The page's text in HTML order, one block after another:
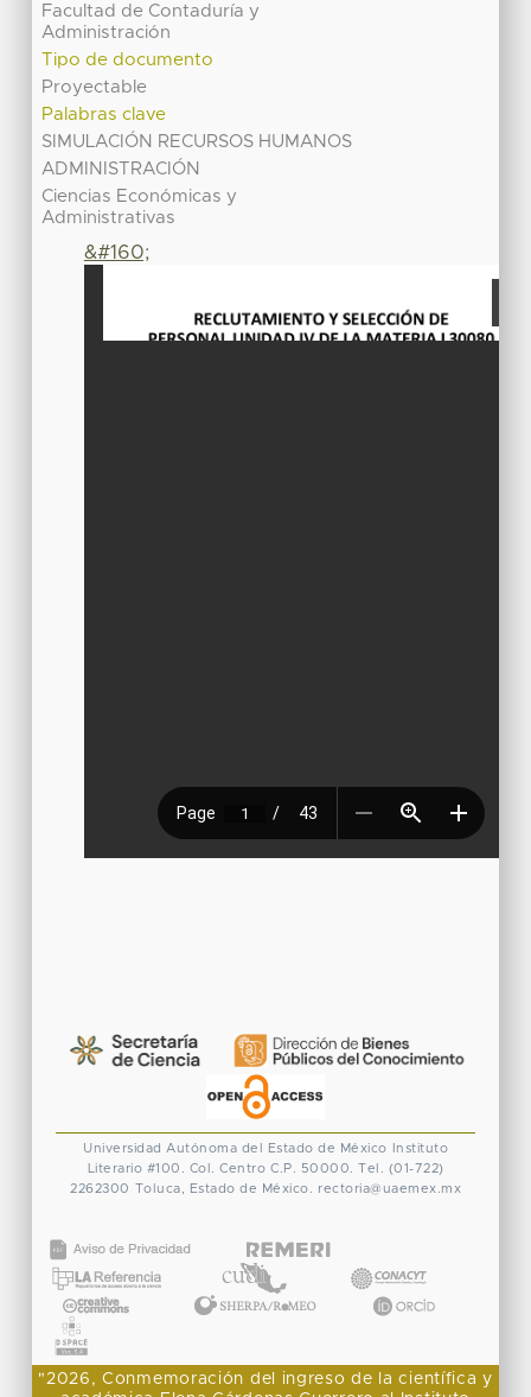
Facultad de Contaduría y
Administración
Tipo de documento
Proyectable
Palabras clave
SIMULACIÓN RECURSOS HUMANOS
ADMINISTRACIÓN
Ciencias Económicas y
Administrativas
&#160;
Universidad Autónoma del Estado de México
Instituto
Literario #100. Col. Centro C.P. 50000. Tel. (01-722)
2262300 Toluca, Estado de México. rectoria@uaemex.mx
"2026, Conmemoración del ingreso de la científica y